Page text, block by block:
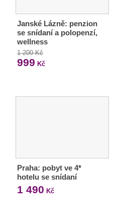
Janské Lázně: penzion
se snídaní a polopenzí,
wellness
1 200 Kč
999 Kč
Praha: pobyt ve 4*
hotelu se snídaní
1 490 Kč